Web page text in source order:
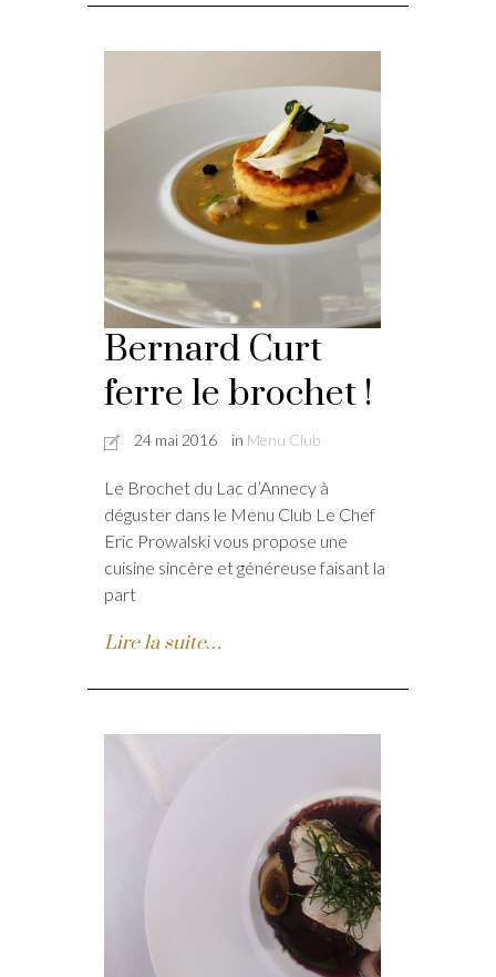
Bernard Curt
ferre le brochet !
24 mai 2016 in Menu Club
Le Brochet du Lac d’Annecy à
déguster dans le Menu Club Le Chef
Eric Prowalski vous propose une
cuisine sincère et généreuse faisant la
part
Lire la suite…